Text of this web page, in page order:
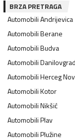
BRZA PRETRAGA
AutomobiliAndrijevica
AutomobiliBerane
AutomobiliBudva
AutomobiliDanilovgrad
AutomobiliHerceg
AutomobiliKotor
AutomobiliNikšić
AutomobiliPlav
AutomobiliPlužine